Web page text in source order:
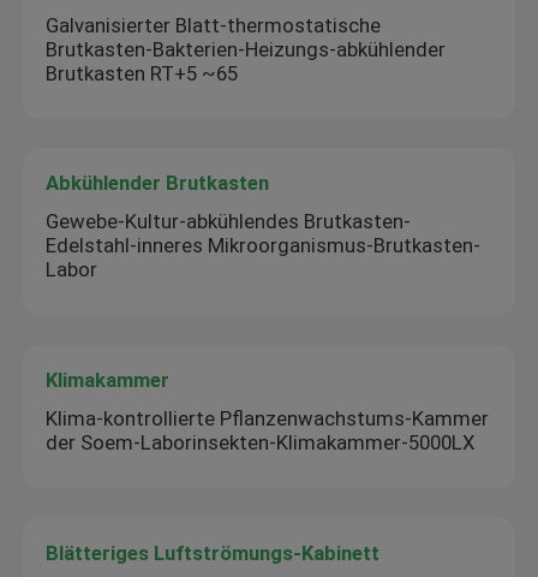
Galvanisierter Blatt-thermostatische
Brutkasten-Bakterien-Heizungs-abkühlender
Brutkasten RT+5 ~65
Abkühlender Brutkasten
Gewebe-Kultur-abkühlendes Brutkasten-
Edelstahl-inneres Mikroorganismus-Brutkasten-
Labor
Klimakammer
Klima-kontrollierte Pflanzenwachstums-Kammer
der Soem-Laborinsekten-Klimakammer-5000LX
Blätteriges Luftströmungs-Kabinett